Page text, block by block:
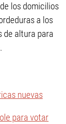
los domicilios
a los
de altura para
nuevas
para votar